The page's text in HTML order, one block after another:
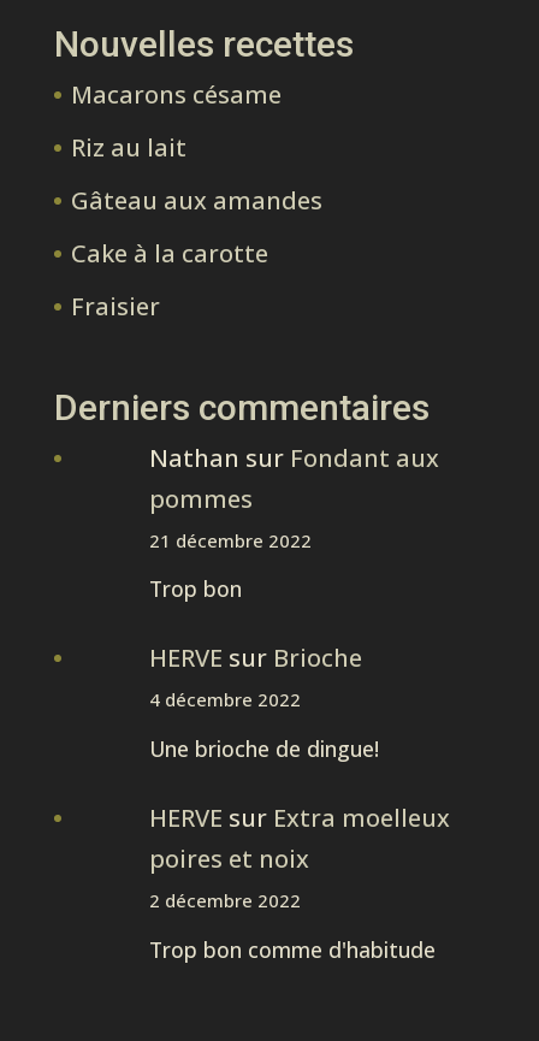
Nouvelles recettes
Macarons césame
Riz au lait
Gâteau aux amandes
Cake à la carotte
Fraisier
Derniers commentaires
Nathan sur Fondant aux
pommes
21 décembre 2022
Trop bon
HERVE sur Brioche
4 décembre 2022
Une brioche de dingue!
HERVE sur Extra moelleux
poires et noix
2 décembre 2022
Trop bon comme d'habitude